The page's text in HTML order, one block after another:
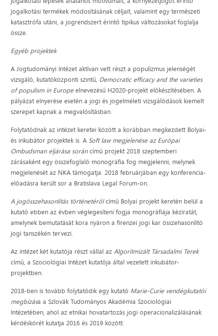
jogalkotási termékek módosításának céljait, valamint egy természeti
katasztrófa utáni, a jogrendszert érintő tipikus változásokat foglalja
össze.
Egyéb projektek
A Jogtudományi Intézet aktívan vett részt a populizmus jelenségét
vizsgáló, kutatóközponti szintű, Democratic efficacy and the varieties
of populism in Europeelnevezésű H2020-projekt előkészítésében. A
pályázat elnyerése esetén a jogi és jogelméleti vizsgálódások kiemelt
szerepet kapnak a megvalósításban.
Folytatódnak az intézet keretei között a korábban megkezdett Bolyai-
és inkubátor projektek is. A Soft law megjelenése az Európai
Ombudsman eljárása soráncímű projekt 2018 szeptemberi
zárásaként egy összefoglaló monográfia fog megjelenni, melynek
megjelenését az NKA támogatja. 2018 februárjában egy konferencia-
előadásra került sor a Bratislava Legal Forum-on.
A jogösszehasonlítás történetérőlcímű Bolyai projekt keretén belül a
kutató ebben az évben véglegesíteni fogja monográfiája kéziratát,
amelynek bemutatását kora nyáron a firenzei jogi kar összehasonlító
jogi tanszékén tervezi.
Az intézet két kutatója részt vállal azAlgoritmizált Társadalmi Terek
című, a Szociológiai Intézet kutatója által vezetett inkubátor-
projektben.
2018-ben is tovább folytatódik egy kutató Marie-Curie vendégkutatói
megbízása a Szlovák Tudományos Akadémia Szociológiai
Intézetében, ahol az etnikai hovatartozás jogi operacionalizálásának
kérdéskörét kutatja 2016 és 2019 között.